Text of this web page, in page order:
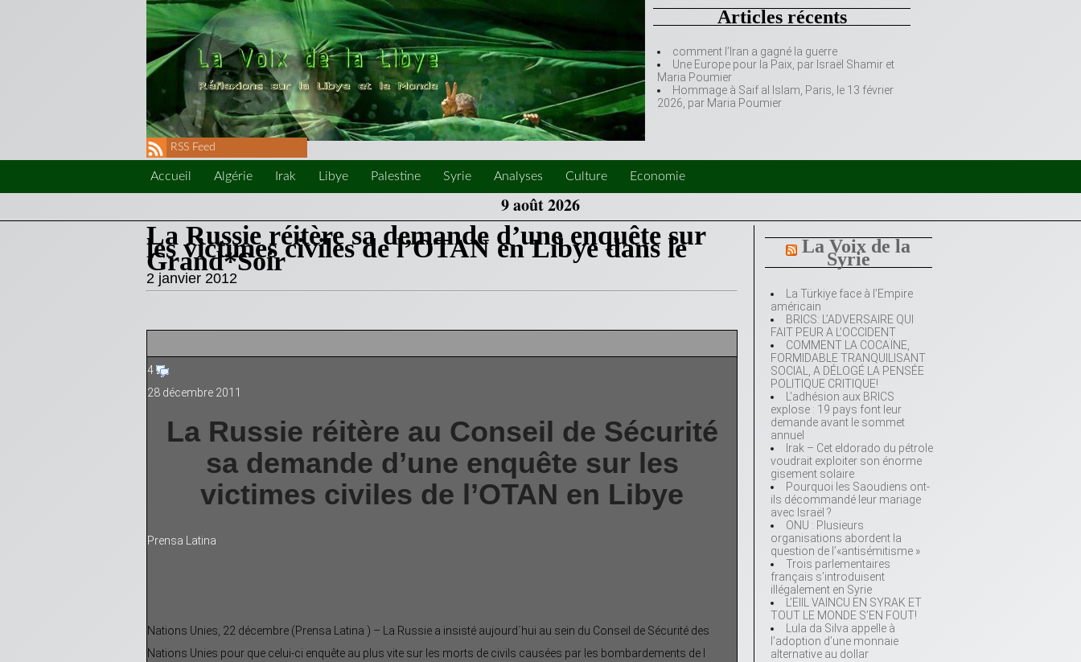
Articles récents
comment l’Iran a gagné la guerre
Une Europe pour la Paix, par Israël Shamir et
Maria Poumier
Hommage à Saif al Islam, Paris, le 13 février
2026, par Maria Poumier
RSS Feed
Accueil Algérie Irak Libye Palestine Syrie Analyses Culture Economie
9 août 2026
La Voix de la
Syrie
La Türkiye face à l’Empire
américain
BRICS: L’ADVERSAIRE QUI
FAIT PEUR A L’OCCIDENT
COMMENT LA COCAÏNE,
FORMIDABLE TRANQUILISANT
SOCIAL, A DÉLOGÉ LA PENSÉE
POLITIQUE CRITIQUE!
L’adhésion aux BRICS
explose : 19 pays font leur
demande avant le sommet
annuel
Irak – Cet eldorado du pétrole
voudrait exploiter son énorme
gisement solaire
Pourquoi les Saoudiens ont-
ils décommandé leur mariage
avec Israël ?
ONU : Plusieurs
organisations abordent la
question de l’«antisémitisme »
Trois parlementaires
français s’introduisent
illégalement en Syrie
L’EIIL VAINCU EN SYRAK ET
TOUT LE MONDE S’EN FOUT!
Lula da Silva appelle à
l’adoption d’une monnaie
alternative au dollar
La Russie réitère sa demande d’une enquête sur
les victimes civiles de l’OTAN en Libye dans le
Grand*Soir
2 janvier 2012
4
28 décembre 2011
La Russie réitère au Conseil de Sécurité
sa demande d’une enquête sur les
victimes civiles de l’OTAN en Libye
Prensa Latina
Nations Unies, 22 décembre (Prensa Latina ) – La Russie a insisté aujourd´hui au sein du Conseil de Sécurité des
Nations Unies pour que celui-ci enquête au plus vite sur les morts de civils causées par les bombardements de l